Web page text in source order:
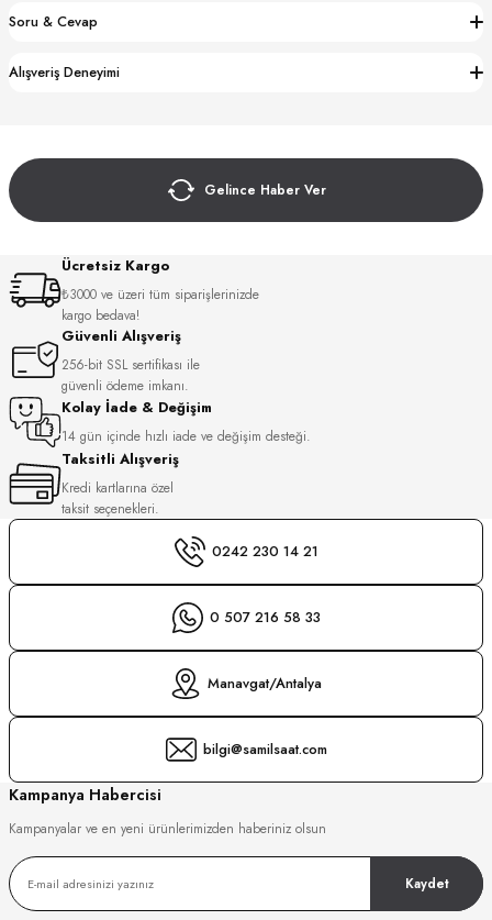
Soru & Cevap
Alışveriş Deneyimi
Gelince Haber Ver
Ücretsiz Kargo
₺3000 ve üzeri tüm siparişlerinizde
kargo bedava!
Güvenli Alışveriş
256-bit SSL sertifikası ile
güvenli ödeme imkanı.
Kolay İade & Değişim
14 gün içinde hızlı iade ve değişim desteği.
Taksitli Alışveriş
Kredi kartlarına özel
taksit seçenekleri.
0242 230 14 21
0 507 216 58 33
Manavgat/Antalya
bilgi@samilsaat.com
Kampanya Habercisi
Kampanyalar ve en yeni ürünlerimizden haberiniz olsun
Kaydet
MANOIR
WATCH
WATCH